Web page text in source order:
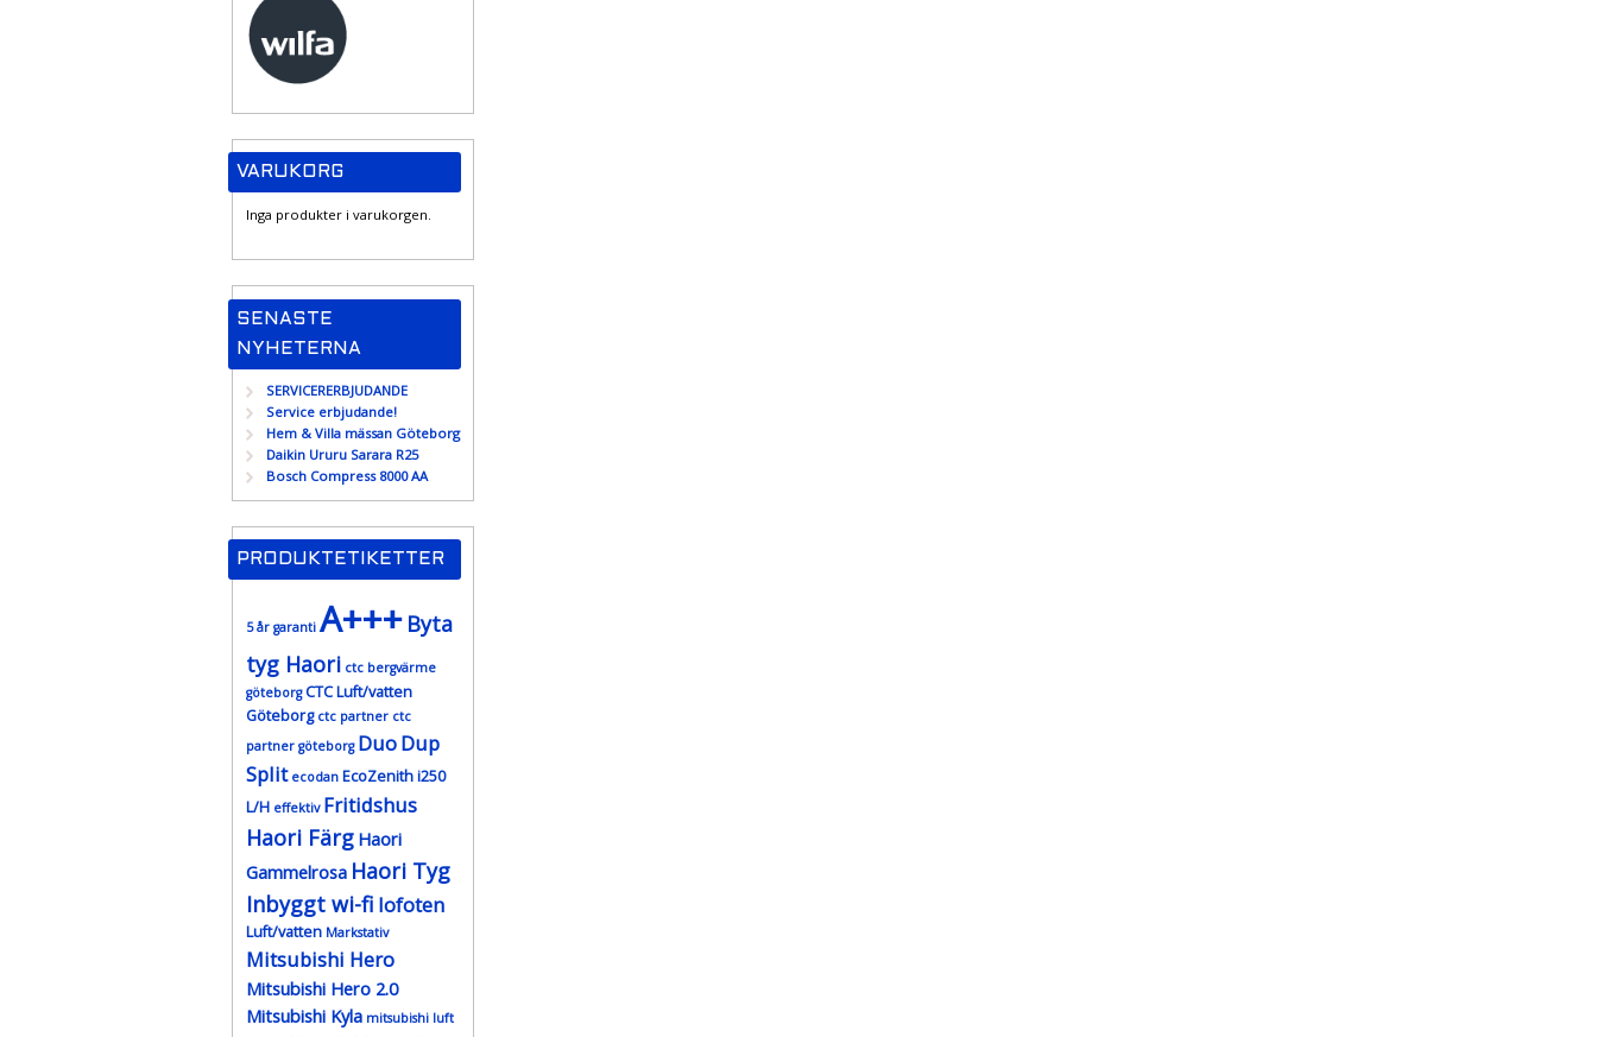
VARUKORG
Inga produkter i varukorgen.
SENASTE
NYHETERNA
SERVICERERBJUDANDE
Service erbjudande!
Hem & Villa mässan Göteborg
Daikin Ururu Sarara R25
Bosch Compress 8000 AA
PRODUKTETIKETTER
5 år garanti A+++ Byta
tyg Haori ctc bergvärme
göteborg CTC Luft/vatten
Göteborg ctc partner ctc
partner göteborg DuoDup
Split ecodan EcoZenith i250
L/H effektiv Fritidshus
Haori Färg Haori
Gammelrosa Haori Tyg
Inbyggt wi-fi lofoten
Luft/vatten Markstativ
Mitsubishi Hero
Mitsubishi Hero 2.0
Mitsubishi Kyla mitsubishi luft